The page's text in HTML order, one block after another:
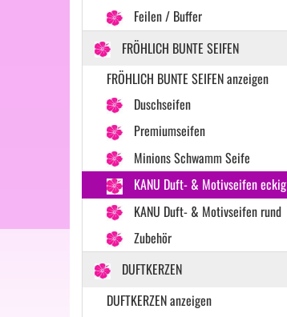
Feilen / Buffer
FRÖHLICH BUNTE SEIFEN
FRÖHLICH BUNTE SEIFEN anzeigen
Duschseifen
Premiumseifen
Minions Schwamm Seife
KANU Duft- & Motivseifen eckig
KANU Duft- & Motivseifen rund
Zubehör
DUFTKERZEN
DUFTKERZEN anzeigen